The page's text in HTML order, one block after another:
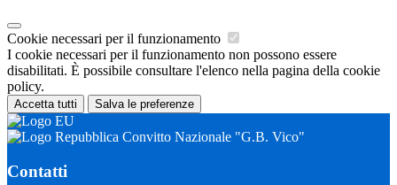
Cookie necessari per il funzionamento
I cookie necessari per il funzionamento non possono essere
disabilitati. È possibile consultare l'elenco nella pagina della cookie
policy.
Accetta tutti Salva le preferenze
Convitto Nazionale "G.B. Vico"
Contatti